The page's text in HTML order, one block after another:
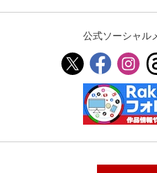
公式ソーシャル